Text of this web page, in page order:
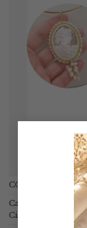
COD:
Categorie: Collane
Ciondoli